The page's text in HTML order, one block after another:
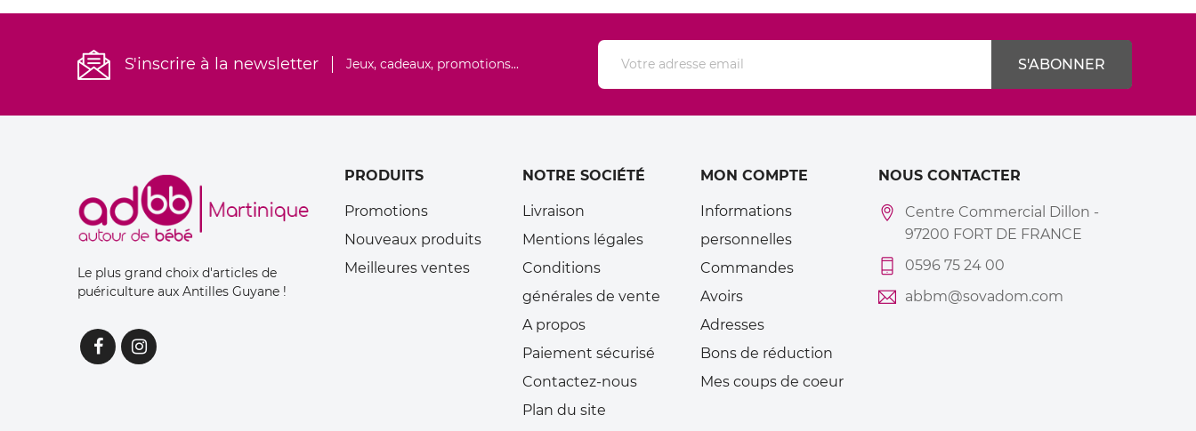
S'inscrire à la newsletter Jeux, cadeaux, promotions...
Le plus grand choix d'articles de
puériculture aux Antilles Guyane !
PRODUITS
Promotions
Nouveaux produits
Meilleures ventes
NOTRE SOCIÉTÉ
Livraison
Mentions légales
Conditions
générales de vente
A propos
Paiement sécurisé
Contactez-nous
Plan du site
MON COMPTE
Informations
personnelles
Commandes
Avoirs
Adresses
Bons de réduction
Mes coups de coeur
NOUS CONTACTER
Centre Commercial Dillon -
97200 FORT DE FRANCE
0596 75 24 00
abbm@sovadom.com